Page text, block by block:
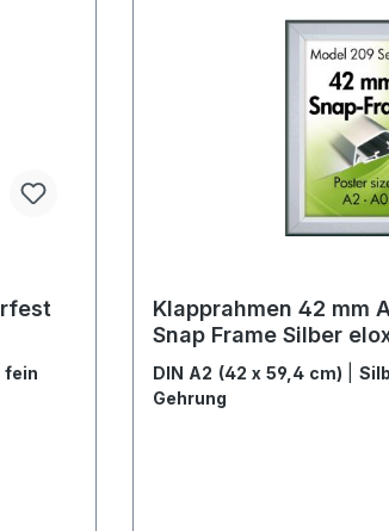
Klapprahmen 42 mm
Snap Frame Silber
DIN A2 (42 x 59,4 cm) |
Gehrung